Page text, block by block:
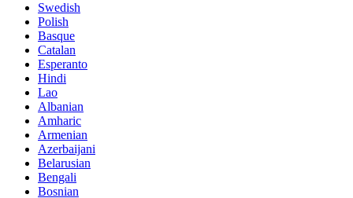
Swedish
Polish
Basque
Catalan
Esperanto
Hindi
Lao
Albanian
Amharic
Armenian
Azerbaijani
Belarusian
Bengali
Bosnian